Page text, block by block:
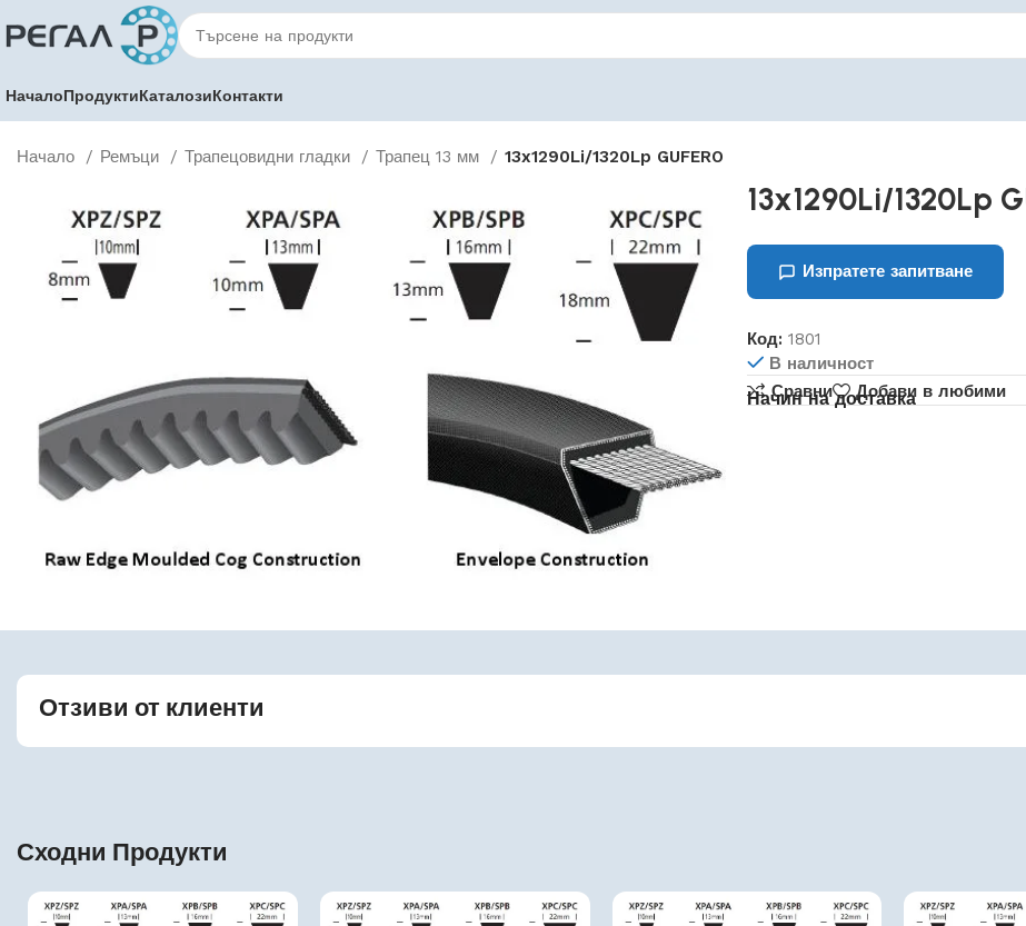
НачалоПродуктиКаталозиКонтакти
Начало Ремъци Трапецовидни гладки Трапец 13 мм 13x1290Li/1320Lp GUFERO
13x1290Li/1320Lp
Изпратете запитване
Код: 1801
В наличност
Сравни
Добави в любими
Начин на доставка
Отзиви от клиенти
Сходни Продукти